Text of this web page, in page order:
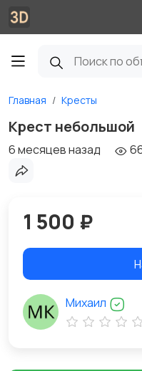
Главная Кресты
Крест небольшой
6 месяцев назад
1 500 ₽
Михаил